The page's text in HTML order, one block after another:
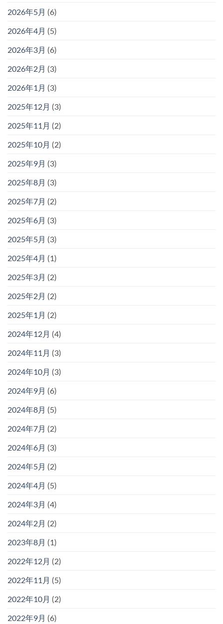
2026年5月 (6)
2026年4月 (5)
2026年3月 (6)
2026年2月 (3)
2026年1月 (3)
2025年12月 (3)
2025年11月 (2)
2025年10月 (2)
2025年9月 (3)
2025年8月 (3)
2025年7月 (2)
2025年6月 (3)
2025年5月 (3)
2025年4月 (1)
2025年3月 (2)
2025年2月 (2)
2025年1月 (2)
2024年12月 (4)
2024年11月 (3)
2024年10月 (3)
2024年9月 (6)
2024年8月 (5)
2024年7月 (2)
2024年6月 (3)
2024年5月 (2)
2024年4月 (5)
2024年3月 (4)
2024年2月 (2)
2023年8月 (1)
2022年12月 (2)
2022年11月 (5)
2022年10月 (2)
2022年9月 (6)